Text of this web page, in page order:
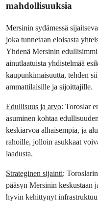
mahdollisuuksia
Mersinin sydämessä
joka tunnetaan eloisasta
Yhdenä Mersinin
ainutlaatuista yhdistelmää
kaupunkimaisuutta, tehden
ammattilaisille ja sijoittajille.
Edullisuus ja arvo: Toroslar
asuminen kohtaa
keskiarvoa alhaisempia, ja
rahoille, jolloin asukkaat
laadusta.
Strateginen sijainti:
pääsyn Mersinin keskustaan
hyvin kehittynyt